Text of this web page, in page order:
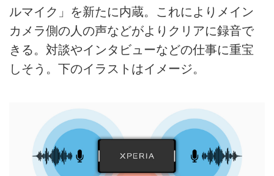
ルマイク」を新たに内蔵。これによりメイン
カメラ側の人の声などがよりクリアに録音で
きる。対談やインタビューなどの仕事に重宝
しそう。下のイラストはイメージ。